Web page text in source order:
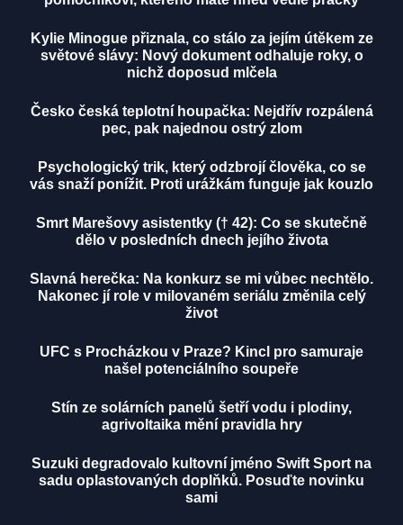
Kylie Minogue přiznala, co stálo za jejím útěkem ze
světové slávy: Nový dokument odhaluje roky, o
nichž doposud mlčela
Česko česká teplotní houpačka: Nejdřív rozpálená
pec, pak najednou ostrý zlom
Psychologický trik, který odzbrojí člověka, co se
vás snaží ponížit. Proti urážkám funguje jak kouzlo
Smrt Marešovy asistentky († 42): Co se skutečně
dělo v posledních dnech jejího života
Slavná herečka: Na konkurz se mi vůbec nechtělo.
Nakonec jí role v milovaném seriálu změnila celý
život
UFC s Procházkou v Praze? Kincl pro samuraje
našel potenciálního soupeře
Stín ze solárních panelů šetří vodu i plodiny,
agrivoltaika mění pravidla hry
Suzuki degradovalo kultovní jméno Swift Sport na
sadu oplastovaných doplňků. Posuďte novinku
sami